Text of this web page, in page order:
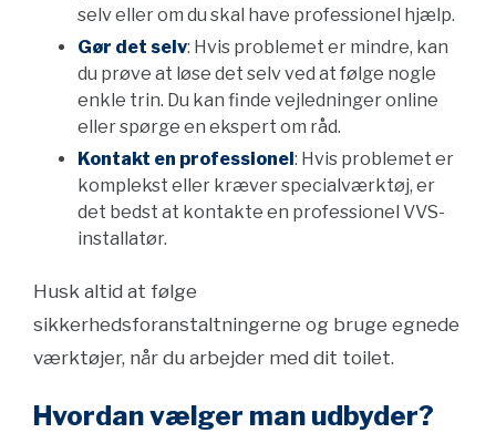
selv eller om du skal have professionel hjælp.
Gør det selv: Hvis problemet er mindre, kan
du prøve at løse det selv ved at følge nogle
enkle trin. Du kan finde vejledninger online
eller spørge en ekspert om råd.
Kontakt en professionel: Hvis problemet er
komplekst eller kræver specialværktøj, er
det bedst at kontakte en professionel VVS-
installatør.
Husk altid at følge
sikkerhedsforanstaltningerne og bruge egnede
værktøjer, når du arbejder med dit toilet.
Hvordan vælger man udbyder?